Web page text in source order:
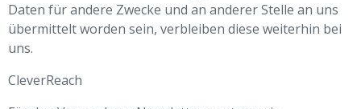
Daten für andere Zwecke und an anderer Stelle an uns
übermittelt worden sein, verbleiben diese weiterhin bei
uns.
CleverReach